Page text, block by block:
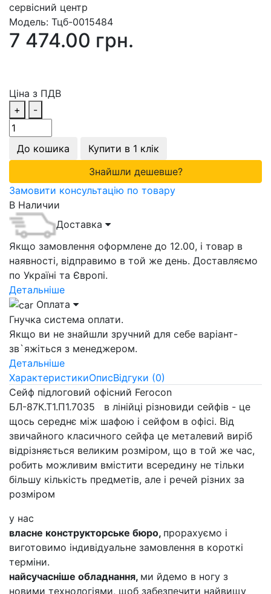
сервісний центр
Модель: Тцб-0015484
7 474.00 грн.
Ціна з ПДВ
+
-
До кошика
Купити в 1 клік
Знайшли дешевше?
Замовити консультацію по товару
В Наличии
Доставка
Якщо замовлення оформлене до 12.00, і товар в
наявності, відправимо в той же день. Доставляємо
по Україні та Європі.
Детальніше
Оплата
Гнучка система оплати.
Якщо ви не знайшли зручний для себе варіант-
зв`яжіться з менеджером.
Детальніше
ХарактеристикиОписВідгуки (0)
Сейф підлоговий офісний Ferocon
БЛ-87К.Т1.П1.7035 в лінійці різновиди сейфів - це
щось середнє між шафою і сейфом в офісі. Від
звичайного класичного сейфа це металевий виріб
відрізняється великим розміром, що в той же час,
робить можливим вмістити всередину не тільки
більшу кількість предметів, але і речей різних за
розміром
у нас
власне конструкторське бюро, прорахуємо і
виготовимо індивідуальне замовлення в короткі
терміни.
найсучасніше обладнання, ми йдемо в ногу з
новими технологіями, щоб забезпечити найвищу